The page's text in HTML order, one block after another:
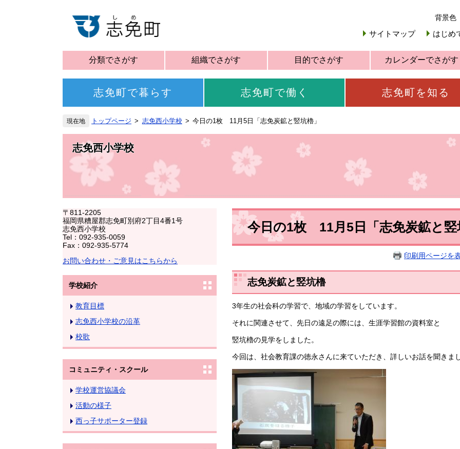
背景色
サイトマップ はじめ
分類でさがす 組織でさがす 目的でさがす カレンダーでさがす
志免町で暮らす 志免町で働く 志免町を知る
トップページ 志免西小学校 今日の1枚 11月5日「志免炭鉱と竪坑櫓」
志免西小学校
〒811-2205
福岡県糟屋郡志免町別府2丁目4番1号
志免西小学校
Tel：092-935-0059
Fax：092-935-5774
お問い合わせ・ご意見はこちらから
学校紹介
教育目標
志免西小学校の沿革
校歌
コミュニティ・スクール
学校運営協議会
活動の様子
西っ子サポーター登録
今日の1枚 11月5日「志免炭鉱と竪
印刷用ページを
志免炭鉱と竪坑櫓
3年生の社会科の学習で、地域の学習をしています。
それに関連させて、先日の遠足の際には、生涯学習館の資料室と
竪坑櫓の見学をしました。
今回は、社会教育課の徳永さんに来ていただき、詳しいお話を聞きま